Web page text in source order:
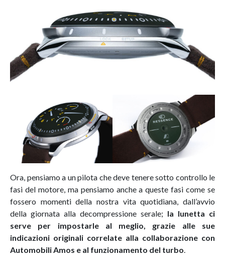
Ora, pensiamo a un pilota che deve tenere sotto controllo le
fasi del motore, ma pensiamo anche a queste fasi come se
fossero momenti della nostra vita quotidiana, dall’avvio
della giornata alla decompressione serale; la lunetta ci
serve per impostarle al meglio, grazie alle sue
indicazioni originali correlate alla collaborazione con
Automobili Amos e al funzionamento del turbo